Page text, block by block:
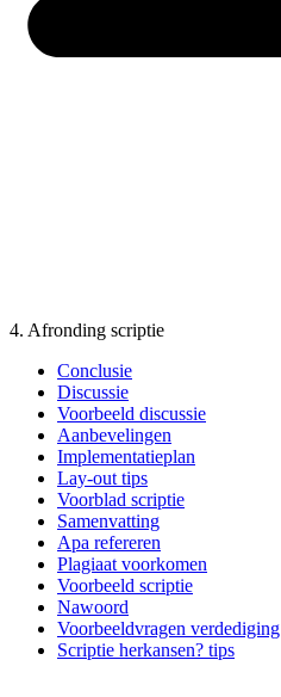
4. Afronding scriptie
Conclusie
Discussie
Voorbeeld discussie
Aanbevelingen
Implementatieplan
Lay-out tips
Voorblad scriptie
Samenvatting
Apa refereren
Plagiaat voorkomen
Voorbeeld scriptie
Nawoord
Voorbeeldvragen verdediging
Scriptie herkansen? tips